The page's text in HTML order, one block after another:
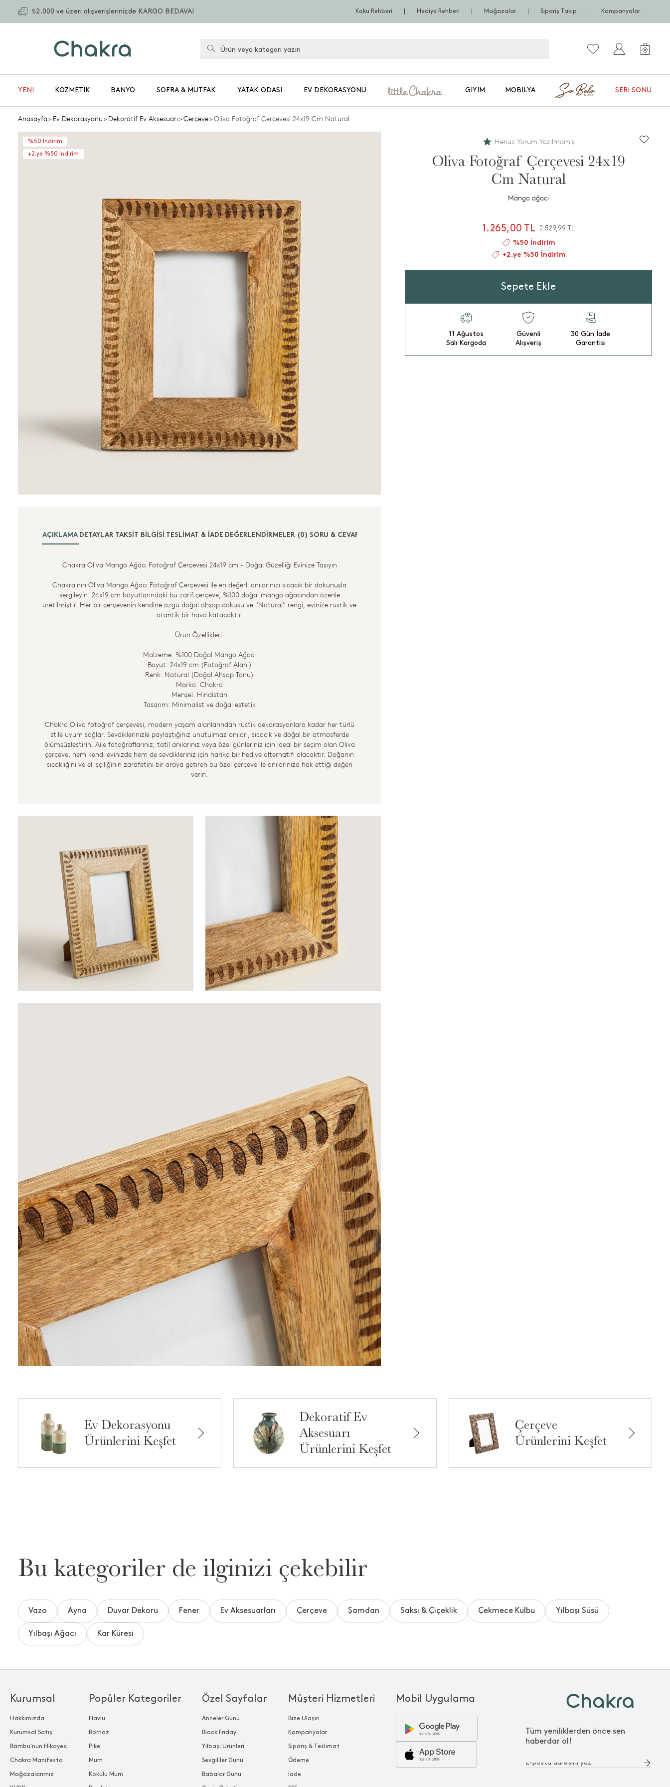
₺2.000 ve üzeri alışverişlerinizde KARGO BEDAVA! Koku Rehberi Hediye Rehberi Mağazalar Sipariş Takip Kampanyalar
YENİ KOZMETIK BANYO SOFRA & MUTFAK YATAK ODASI EV DEKORASYONU GIYIM MOBILYA SERI SONU
Anasayfa>Ev Dekorasyonu>Dekoratif Ev Aksesuarı>Çerçeve>Oliva Fotoğraf Çerçevesi 24x19 Cm Natural
%50 İndirim
+2.ye %50 İndirim
AÇIKLAMA DETAYLAR TAKSIT BILGISI TESLIMAT & İADE DEĞERLENDİRMELER (0) SORU & CEVAP (0)
Chakra Oliva Mango Ağacı Fotoğraf Çerçevesi 24x19 cm - Doğal Güzelliği Evinize Taşıyın
Chakra'nın Oliva Mango Ağacı Fotoğraf Çerçevesi ile en değerli anılarınızı sıcacık bir dokunuşla
sergileyin. 24x19 cm boyutlarındaki bu zarif çerçeve, %100 doğal mango ağacından özenle
üretilmiştir. Her bir çerçevenin kendine özgü doğal ahşap dokusu ve "Natural" rengi, evinize rustik ve
otantik bir hava katacaktır.
Ürün Özellikleri:
Malzeme: %100 Doğal Mango Ağacı
Boyut: 24x19 cm (Fotoğraf Alanı)
Renk: Natural (Doğal Ahşap Tonu)
Marka: Chakra
Menşei: Hindistan
Tasarım: Minimalist ve doğal estetik
Chakra Oliva fotoğraf çerçevesi, modern yaşam alanlarından rustik dekorasyonlara kadar her türlü
stile uyum sağlar. Sevdiklerinizle paylaştığınız unutulmaz anıları, sıcacık ve doğal bir atmosferde
ölümsüzleştirin. Aile fotoğraflarınız, tatil anılarınız veya özel günleriniz için ideal bir seçim olan Oliva
çerçeve, hem kendi evinizde hem de sevdikleriniz için harika bir hediye alternatifi olacaktır. Doğanın
sıcaklığını ve el işçiliğinin zarafetini bir araya getiren bu özel çerçeve ile anılarınıza hak ettiği değeri
verin.
Henüz Yorum Yazılmamış
Oliva Fotoğraf Çerçevesi 24x19
Cm Natural
Mango ağaci
1.265,00 TL 2.529,99 TL
%50 İndirim
+2.ye %50 İndirim
Sepete Ekle
11 Ağustos
Salı Kargoda
Güvenli
Alışveriş
30 Gün İade
Garantisi
Ev Dekorasyonu
Ürünlerini Keşfet
Dekoratif Ev
Aksesuarı
Ürünlerini Keşfet
Çerçeve
Ürünlerini Keşfet
Bu kategoriler de ilginizi çekebilir
Vazo Ayna Duvar Dekoru Fener Ev Aksesuarları Çerçeve Şamdan Saksı & Çiçeklik Çekmece Kulbu Yılbaşı Süsü
Yılbaşı Ağacı Kar Küresi
Tüm yeniliklerden önce sen
haberdar ol!
Popüler Kategoriler
Havlu
Bornoz
Pike
Mum
Kokulu Mum
Özel Sayfalar
Anneler Günü
Black Friday
Yılbaşı Ürünleri
Sevgililer Günü
Babalar Günü
Kurumsal
Hakkımızda
Kurumsal Satış
Bambu'nun Hikayesi
Chakra Manifesto
Mağazalarımız
Müşteri Hizmetleri
Bize Ulaşın
Kampanyalar
Sipariş & Teslimat
Ödeme
İade
Mobil Uygulama